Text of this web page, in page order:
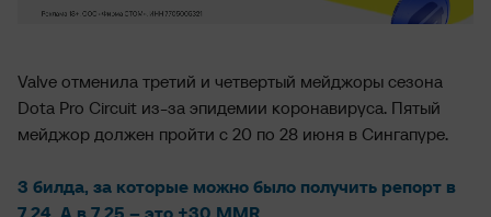
Valve отменила третий и четвертый мейджоры сезона
Dota Pro Circuit из-за эпидемии коронавируса. Пятый
мейджор должен пройти с 20 по 28 июня в Сингапуре.
3 билда, за которые можно было получить репорт в
7.24. А в 7.25 – это +30 MMR